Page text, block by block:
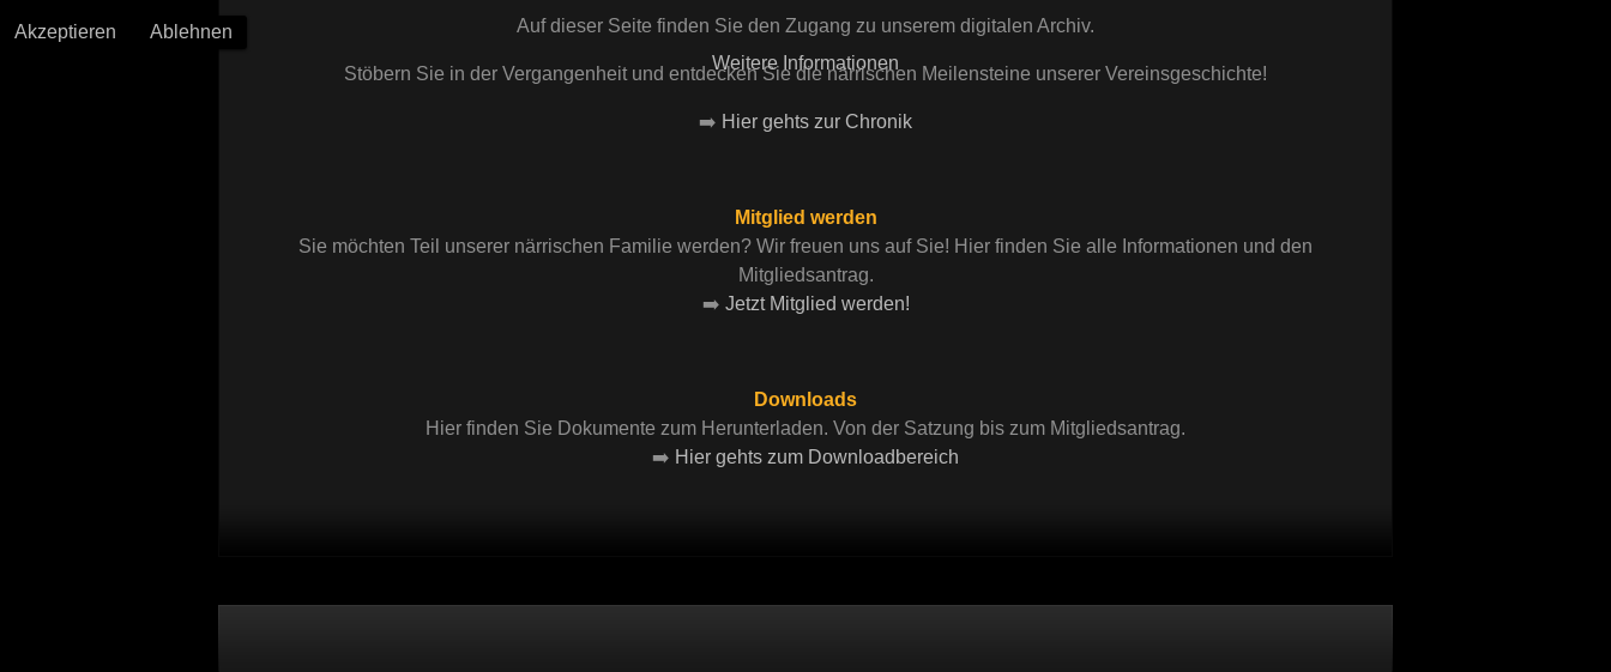
Auf dieser Seite finden Sie den Zugang zu unserem digitalen Archiv.
Stöbern Sie in der Vergangenheit und entdecken Sie die närrischen Meilensteine unserer Vereinsgeschichte!
➡️ Hier gehts zur Chronik
Mitglied werden
Sie möchten Teil unserer närrischen Familie werden? Wir freuen uns auf Sie! Hier finden Sie alle Informationen und den
Mitgliedsantrag.
➡️ Jetzt Mitglied werden!
Downloads
Hier finden Sie Dokumente zum Herunterladen. Von der Satzung bis zum Mitgliedsantrag.
➡️ Hier gehts zum Downloadbereich
Akzeptieren
Ablehnen
Weitere Informationen